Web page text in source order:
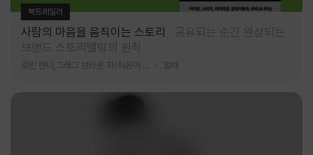
북트레일러
사람의 마음을 움직이는 스토리
공유되는 순간 완성되는
브랜드 스토리텔링의 원칙
알레